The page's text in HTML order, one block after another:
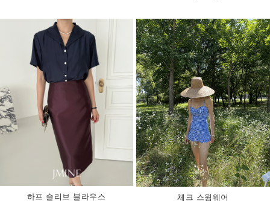
하프 슬리브 블라우스 체크 스윔웨어